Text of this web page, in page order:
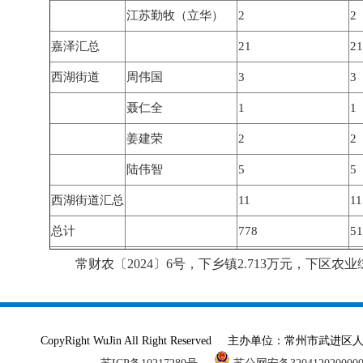
江苏勤牧（立华） 2 2
嘉泽汇总 21 21
西湖街道 周伟国 3 3
聂仁全 1 1
姜建荣 2 2
陆伟智 5 5
西湖街道汇总 11 11
总计 778
常财农〔2024〕6号，下乡镇2.713万元，下区农
CopyRight WuJin All Right Reserved 主办单位：常州市武进